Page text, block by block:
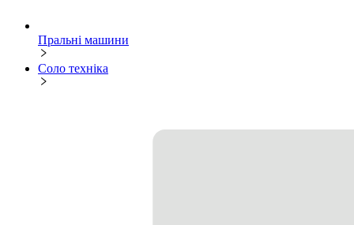
Пральні машини
Соло техніка